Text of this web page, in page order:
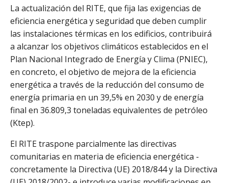
La actualización del RITE, que fija las exigencias de
eficiencia energética y seguridad que deben cumplir
las instalaciones térmicas en los edificios, contribuirá
a alcanzar los objetivos climáticos establecidos en el
Plan Nacional Integrado de Energía y Clima (PNIEC),
en concreto, el objetivo de mejora de la eficiencia
energética a través de la reducción del consumo de
energía primaria en un 39,5% en 2030 y de energía
final en 36.809,3 toneladas equivalentes de petróleo
(Ktep).
El RITE traspone parcialmente las directivas
comunitarias en materia de eficiencia energética -
concretamente la Directiva (UE) 2018/844 y la Directiva